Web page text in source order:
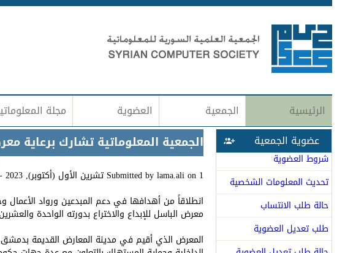
الرئيسية الجمعية العضوية مجلة
الجمعية المعلوماتية تشارك برعاية
Submitted bylama.alion 1 تشرين اﻷول (أكتوبر), 2023 - 11:06
انطلاقاً من أهدافها في دعم المبدعين ورواد الأعمال
معرض الباسل للإبداع والاختراع بدورته الواحدة والعشرين، المقام
المعرض الذي أقيم في مدينة المعارض القديمة
عضوية الجمعية
شروط العضوية
تحديث المعلومات الشخصية
حالة طلب الانتساب
طلب تعديل العضوية